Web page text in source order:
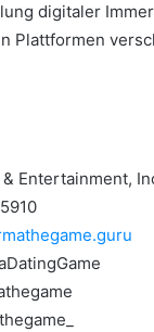
digitaler
Plattformen
Entertainment,